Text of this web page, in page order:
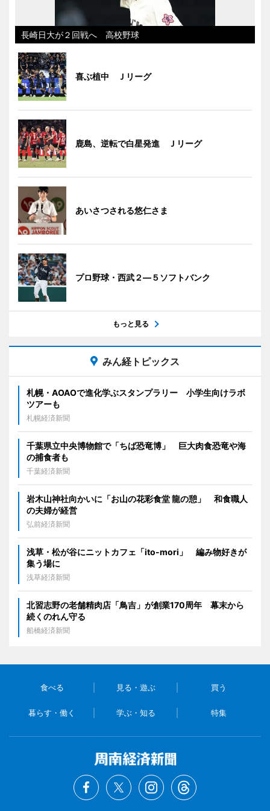
長崎日大が２回戦へ 高校野球
喜ぶ植中 Ｊリーグ
鹿島、逆転で白星発進 Ｊリーグ
あいさつされる悠仁さま
プロ野球・西武２―５ソフトバンク
もっと見る
みん経トピックス
札幌・AOAOで進化学ぶスタンプラリー 小学生向けラボ
ツアーも
札幌経済新聞
千葉県立中央博物館で「ちば恐竜博」 巨大肉食恐竜や海
の捕食者も
千葉経済新聞
岩木山神社向かいに「お山の花彩食堂 龍の憩」 和食職人
の夫婦が経営
弘前経済新聞
浅草・松が谷にニットカフェ「ito-mori」 編み物好きが
集う場に
浅草経済新聞
北習志野の老舗精肉店「鳥吉」が創業170周年 幕末から
続くのれん守る
船橋経済新聞
食べる 見る・遊ぶ 買う
暮らす・働く 学ぶ・知る 特集